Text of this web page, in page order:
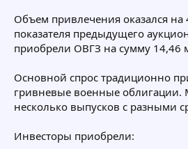
Объем привлечения оказался
показателя предыдущего
приобрели ОВГЗ на сумму 14,46
Основной спрос традиционно
гривневые военные облигации.
несколько выпусков с разными
Инвесторы приобрели: